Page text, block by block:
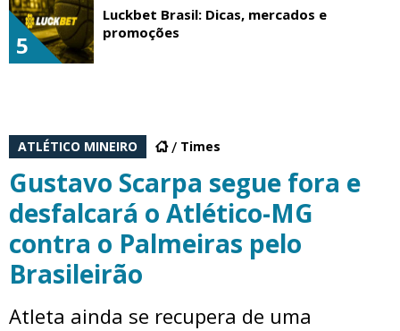
5
Luckbet Brasil: Dicas, mercados e
promoções
ATLÉTICO MINEIRO Times
Gustavo Scarpa segue fora e
desfalcará o Atlético-MG
contra o Palmeiras pelo
Brasileirão
Atleta ainda se recupera de uma